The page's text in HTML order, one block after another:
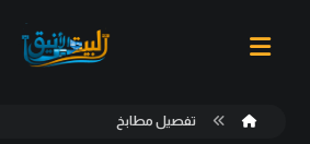
تفصيل مطابخ